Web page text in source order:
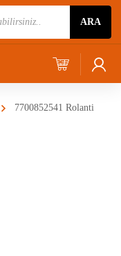
ARA
7700852541 Rolanti